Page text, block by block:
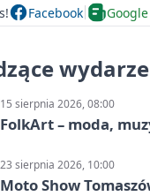
Facebook
15 sierpnia 2026, 08:00
FolkArt – moda,
23 sierpnia 2026, 10:00
Moto Show